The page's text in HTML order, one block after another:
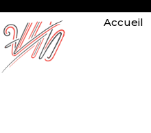
Accueil